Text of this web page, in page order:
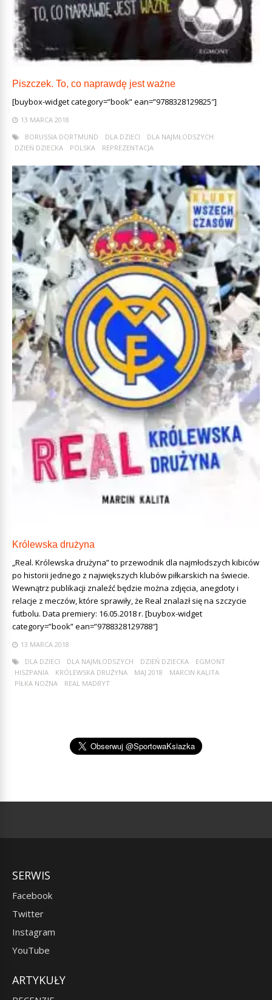
Piszczek. To, co naprawdę jest ważne
[buybox-widget category=”book” ean=”9788328129825″]
13 MARCA 2018
BORUSSIA DORTMUND
DLA DZIECI
DLA NAJMŁODSZYCH
DZIEŃ DZIECKA
POLSKA REPREZENTACJA
Królewska drużyna
„Real. Królewska drużyna” to przewodnik dla najmłodszych kibiców
po historii jednego z największych klubów piłkarskich na świecie.
Wewnątrz publikacji znaleźć będzie można zdjęcia, anegdoty i
relacje z meczów, które sprawiły, że Real znalazł się na szczycie
futbolu. Data premiery: 16.05.2018 r. [buybox-widget
category=”book” ean=”9788328129788″]
13 MARCA 2018
DLA DZIECI
DLA NAJMŁODSZYCH DZIEŃ DZIECKA
EGMONT
HISZPANIA
KRÓLEWSKA DRUŻYNA MAJ 2018
MARCIN KALITA
PIŁKA NOŻNA
REAL MADRYT
SERWIS
Facebook
Twitter
Instagram
YouTube
ARTYKUŁY